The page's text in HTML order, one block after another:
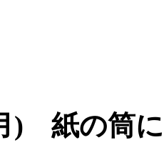
) 紙の筒